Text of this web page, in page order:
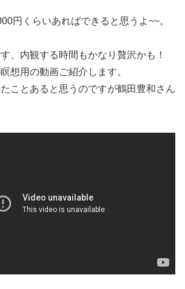
円くらいあればできると思うよ~~。
、内観する時間もかなり贅沢かも！
想用の動画ご紹介します。
ことあると思うのですが鶴田豊和さん